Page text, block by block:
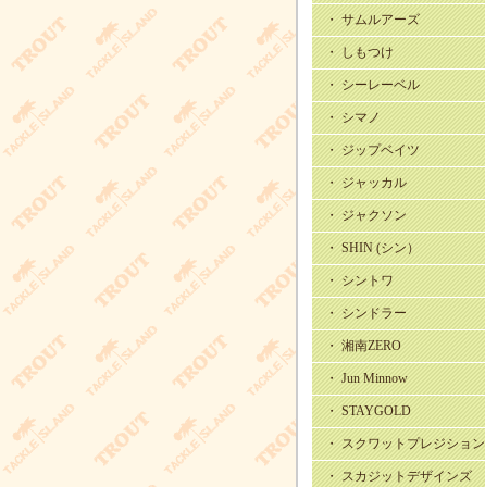
・ サムルアーズ
・ しもつけ
・ シーレーベル
・ シマノ
・ ジップベイツ
・ ジャッカル
・ ジャクソン
・ SHIN (シン）
・ シントワ
・ シンドラー
・ 湘南ZERO
・ Jun Minnow
・ STAYGOLD
・ スクワットプレジション
・ スカジットデザインズ